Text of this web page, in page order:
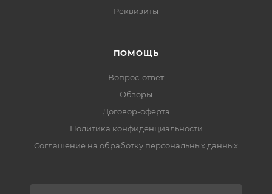
Реквизиты
ПОМОЩЬ
Вопрос-ответ
Обзоры
Договор-оферта
Политика конфиденциальности
Соглашение на обработку персональных данных